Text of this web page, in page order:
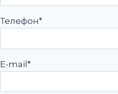
Телефон*
E-mail*